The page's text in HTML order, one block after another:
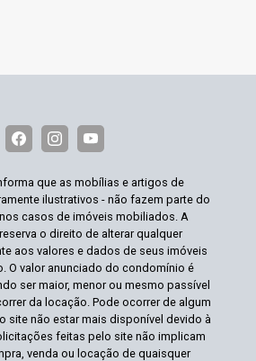
que as mobílias e artigos de
ilustrativos - não fazem parte do
casos de imóveis mobiliados. A
o direito de alterar qualquer
aos valores e dados de seus imóveis
O valor anunciado do condomínio é
ser maior, menor ou mesmo passível
da locação. Pode ocorrer de algum
site não estar mais disponível devido à
feitas pelo site não implicam
venda ou locação de quaisquer